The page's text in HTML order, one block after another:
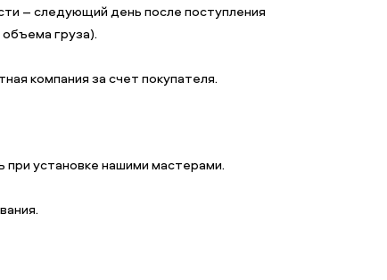
– следующий день после поступления
груза).
компания за счет покупателя.
установке нашими мастерами.